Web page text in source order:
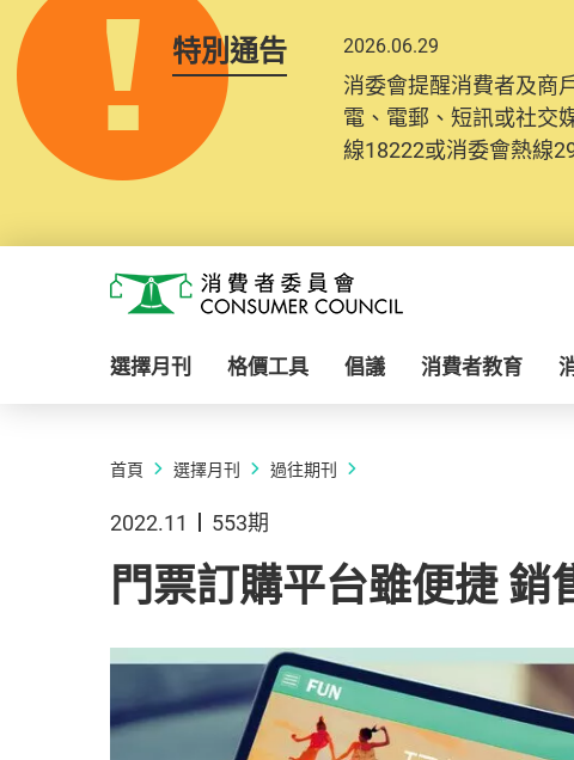
特別通告 2026.06.29
消委會提醒消費者及商
電、電郵、短訊或社交
線18222或消委會熱線
消費者委員會
選擇月刊 格價工具 倡議 消費者教育
首頁 選擇月刊 過往期刊
2022.11 553期
門票訂購平台雖便捷